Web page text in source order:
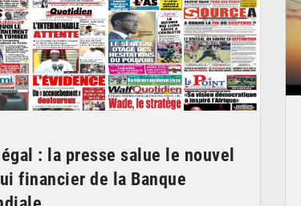
: la presse salue le nouvel
financier de la Banque